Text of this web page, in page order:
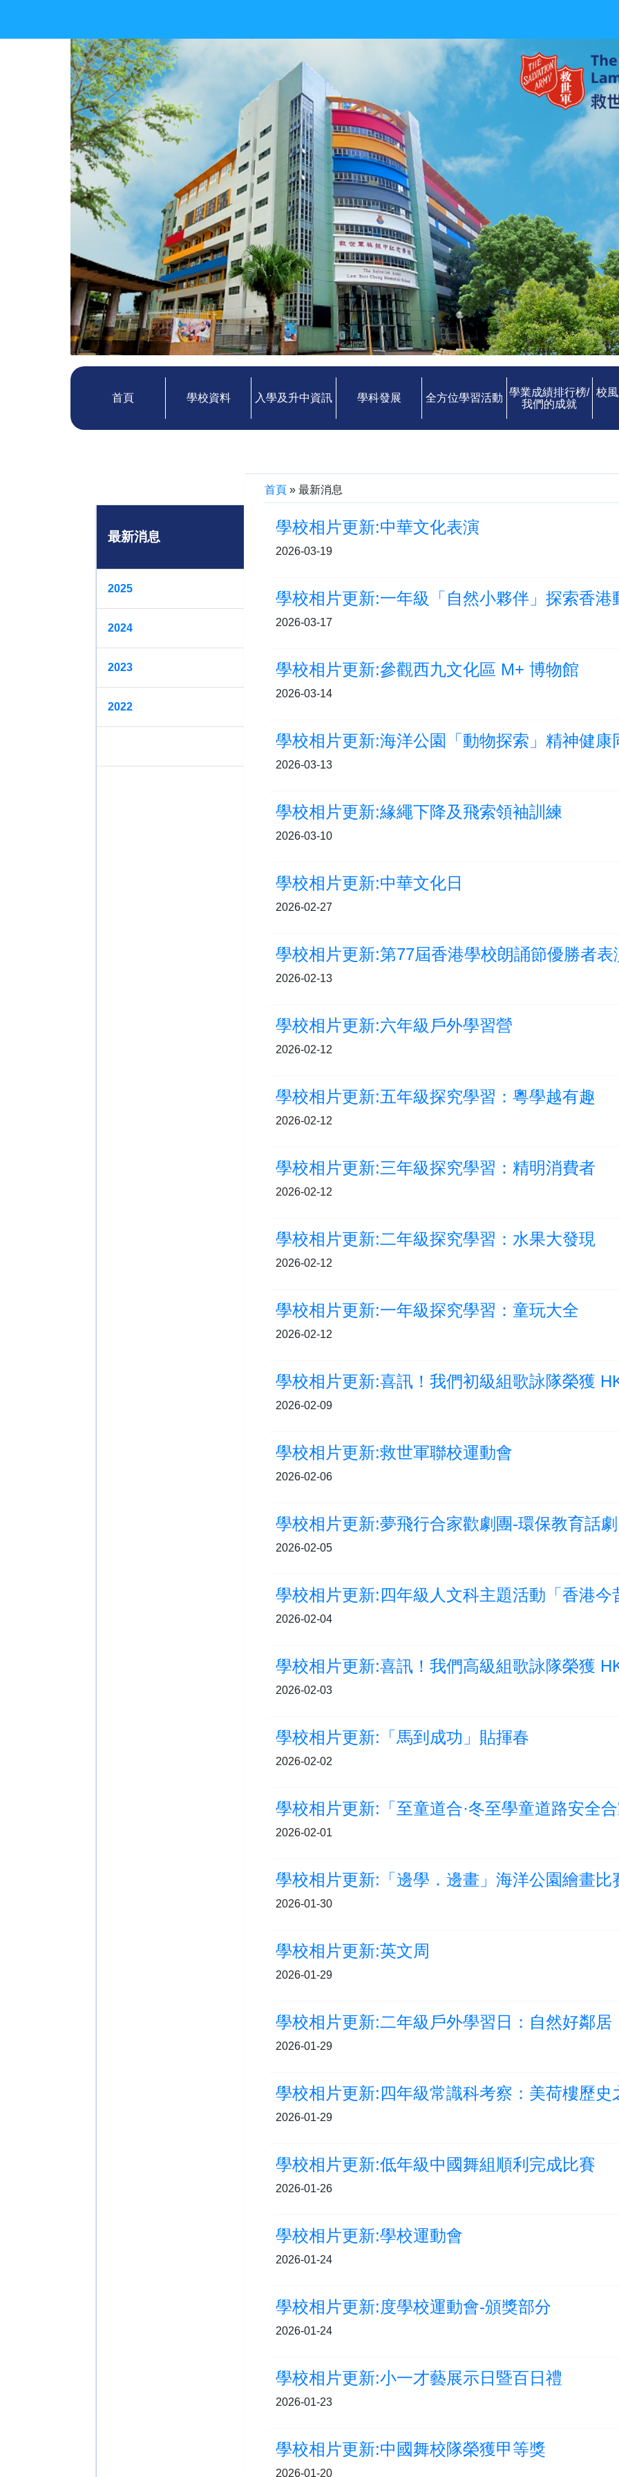
首頁 學校資料 入學及升中資訊 學科發展 全方位學習活動
學業成績排行榜/
我們的成就
校
最新消息
2025
2024
2023
2022
首頁» 最新消息
學校相片更新:中華文化表演
2026-03-19
學校相片更新:一年級「自然小夥伴」探索香港
2026-03-17
學校相片更新:參觀西九文化區 M+ 博物館
2026-03-14
學校相片更新:海洋公園「動物探索」精神健康
2026-03-13
學校相片更新:緣繩下降及飛索領袖訓練
2026-03-10
學校相片更新:中華文化日
2026-02-27
學校相片更新:第77屆香港學校朗誦節優勝者表
2026-02-13
學校相片更新:六年級戶外學習營
2026-02-12
學校相片更新:五年級探究學習：粵學越有趣
2026-02-12
學校相片更新:三年級探究學習：精明消費者
2026-02-12
學校相片更新:二年級探究學習：水果大發現
2026-02-12
學校相片更新:一年級探究學習：童玩大全
2026-02-12
學校相片更新:喜訊！我們初級組歌詠隊榮獲
2026-02-09
學校相片更新:救世軍聯校運動會
2026-02-06
學校相片更新:夢飛行合家歡劇團-環保教育話劇
2026-02-05
學校相片更新:四年級人文科主題活動「香港今
2026-02-04
學校相片更新:喜訊！我們高級組歌詠隊榮獲
2026-02-03
學校相片更新:「馬到成功」貼揮春
2026-02-02
2026-02-01
學校相片更新:「邊學．邊畫」海洋公園繪畫比
2026-01-30
學校相片更新:英文周
2026-01-29
學校相片更新:二年級戶外學習日：自然好鄰居
2026-01-29
學校相片更新:四年級常識科考察：美荷樓歷史
2026-01-29
學校相片更新:低年級中國舞組順利完成比賽
2026-01-26
學校相片更新:學校運動會
2026-01-24
學校相片更新:度學校運動會-頒獎部分
2026-01-24
學校相片更新:小一才藝展示日暨百日禮
2026-01-23
學校相片更新:中國舞校隊榮獲甲等獎
2026-01-20